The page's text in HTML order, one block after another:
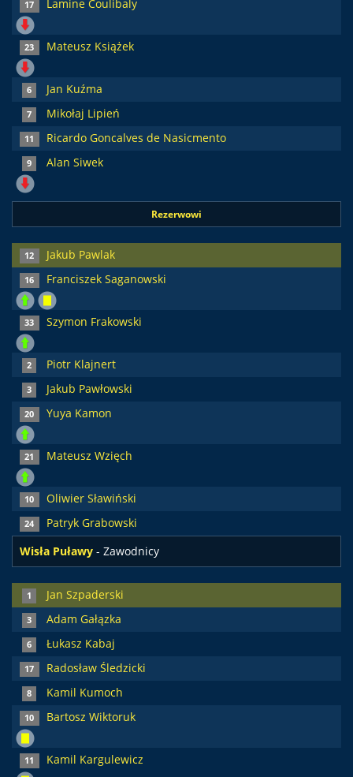
17 Lamine Coulibaly
23 Mateusz Książek
6 Jan Kuźma
7 Mikołaj Lipień
11 Ricardo Goncalves de Nasicmento
9 Alan Siwek
Rezerwowi
12 Jakub Pawlak
16 Franciszek Saganowski
33 Szymon Frakowski
2 Piotr Klajnert
3 Jakub Pawłowski
20 Yuya Kamon
21 Mateusz Wzięch
10 Oliwier Sławiński
24
Patryk Grabowski
Wisła Puławy - Zawodnicy
1 Jan Szpaderski
3 Adam Gałązka
6 Łukasz Kabaj
17 Radosław Śledzicki
8 Kamil Kumoch
10 Bartosz Wiktoruk
11 Kamil Kargulewicz